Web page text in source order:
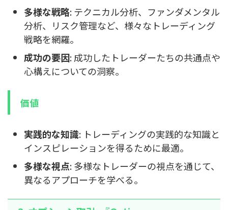
多様な戦略: テクニカル分析、ファンダメンタル
分析、リスク管理など、様々なトレーディング
戦略を網羅。
成功の要因: 成功したトレーダーたちの共通点や
心構えについての洞察。
価値
実践的な知識: トレーディングの実践的な知識と
インスピレーションを得るために最適。
多様な視点: 多様なトレーダーの視点を通じて、
異なるアプローチを学べる。